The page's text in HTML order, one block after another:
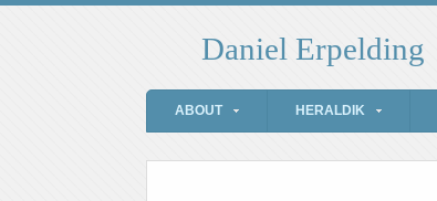
Daniel Erpelding
ABOUT HERALDIK